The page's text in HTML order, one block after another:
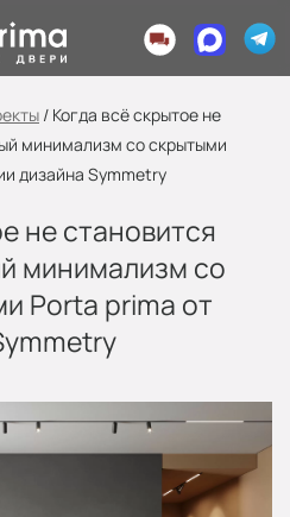
/ Когда всё скрытое не
минимализм со скрытыми
дизайна Symmetry
не становится
минимализм со
Porta prima от